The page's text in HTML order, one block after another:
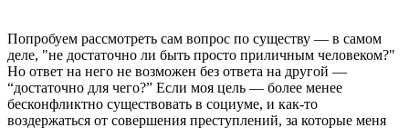
Попробуем рассмотреть сам вопрос по существу — в самом
деле, "не достаточно ли быть просто приличным человеком?"
Но ответ на него не возможен без ответа на другой —
“достаточно для чего?” Если моя цель — более менее
бесконфликтно существовать в социуме, и как-то
воздержаться от совершения преступлений, за которые меня